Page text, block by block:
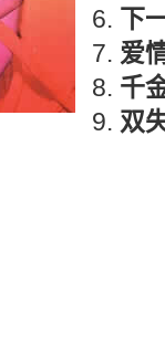
下
爱
千
双